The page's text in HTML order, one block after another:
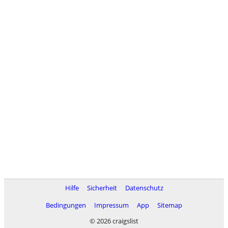
Hilfe Sicherheit
Datenschutz
Bedingungen
Impressum App
Sitemap
© 2026 craigslist